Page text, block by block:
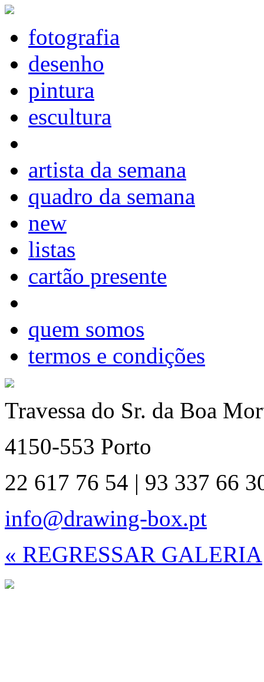
fotografia
desenho
pintura
escultura
artista da semana
quadro da semana
new
listas
cartão presente
quem somos
termos e condições
Travessa do Sr. da Boa
4150-553 Porto
22 617 76 54 | 93 337 66
info@drawing-box.pt
« REGRESSAR GALERIA